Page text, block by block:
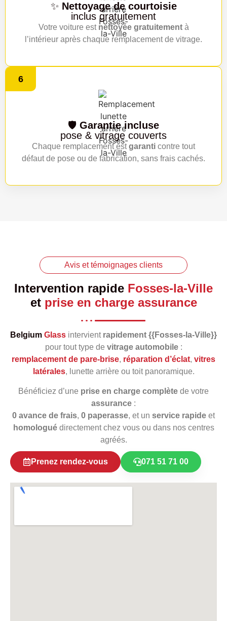
✨ Nettoyage de courtoisie
inclus gratuitement
Votre voiture est nettoyée gratuitementà
l’intérieur après chaque remplacement de vitrage.
6
🛡️ Garantie incluse
pose & vitrage couverts
Chaque remplacement estgaranti contre tout
défaut de pose ou de fabrication, sans frais cachés.
Avis et témoignages clients
Intervention rapide Fosses-la-Ville
et prise en charge assurance
Belgium Glass intervient rapidement {{Fosses-la-Ville}}
pour tout type de vitrage automobile:
remplacement de pare‑brise, réparation d’éclat, vitres
latérales, lunette arrière ou toit panoramique.
Bénéficiez d’une prise en charge complète de votre
assurance :
0 avance de frais, 0 paperasse, et un service rapide et
homologuédirectement chez vous ou dans nos centres
agréés.
Prenez rendez-vous 071 51 71 00